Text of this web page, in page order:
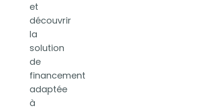
et
découvrir
la
solution
de
financement
adaptée
à